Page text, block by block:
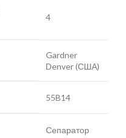
4
Gardner
Denver (США)
55B14
Сепаратор